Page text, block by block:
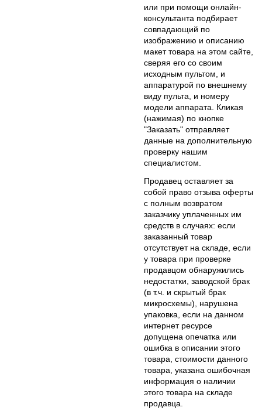
или при помощи онлайн-
консультанта подбирает
совпадающий по
изображению и описанию
макет товара на этом сайте,
сверяя его со своим
исходным пультом, и
аппаратурой по внешнему
виду пульта, и номеру
модели аппарата. Кликая
(нажимая) по кнопке
"Заказать" отправляет
данные на дополнительную
проверку нашим
специалистом.
Продавец оставляет за
собой право отзыва оферты
с полным возвратом
заказчику уплаченных им
средств в случаях: если
заказанный товар
отсутствует на складе, если
у товара при проверке
продавцом обнаружились
недостатки, заводской брак
(в т.ч. и скрытый брак
микросхемы), нарушена
упаковка, если на данном
интернет ресурсе
допущена опечатка или
ошибка в описании этого
товара, стоимости данного
товара, указана ошибочная
информация о наличии
этого товара на складе
продавца.